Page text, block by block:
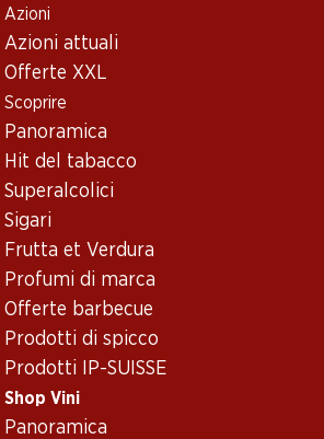
Azioni
Azioni attuali
Offerte XXL
Scoprire
Panoramica
Hit del tabacco
Superalcolici
Sigari
Frutta et Verdura
Profumi di marca
Offerte barbecue
Prodotti di spicco
Prodotti IP-SUISSE
Shop Vini
Panoramica
Vino/champagne
Francia,
Provenza
116.70
Miraval Rosé Côtes de
Provence AOC
2025